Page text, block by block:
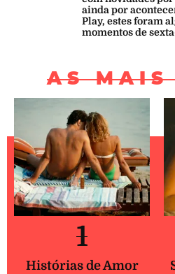
ainda por
Play, estes foram
momentos de
AS
1
Histórias de Amor